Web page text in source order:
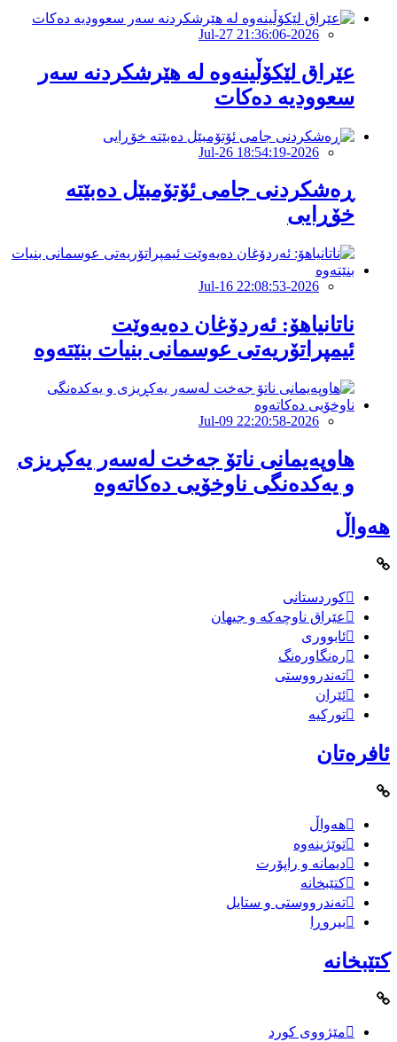
2026-Jul-27 21:36:06
عێراق لێکۆڵینەوە لە هێرشکردنە سەر
سعوودیە دەکات
2026-Jul-26 18:54:19
ڕەشکردنی جامی ئۆتۆمبێل دەبێتە
خۆڕایی
2026-Jul-16 22:08:53
ناتانیاهۆ: ئەردۆغان دەیەوێت
ئیمپراتۆریەتی عوسمانی بنیات بنێتەوە
2026-Jul-09 22:20:58
هاوپەیمانى ناتۆ جەخت لەسەر یەکڕیزی
و یەکدەنگى ناوخۆیى دەکاتەوە
هەواڵ
کوردستانی
عێراق ناوچەکە و جیهان
ئابووری
رەنگاورەنگ
تەندرووستی
ئێران
تورکیە
ئافرەتان
هەواڵ
توێژینەوە
دیمانە و راپۆرت
کتێبخانە
تەندرووستی و ستایل
بیروڕا
کتێبخانە
مێژووى کورد